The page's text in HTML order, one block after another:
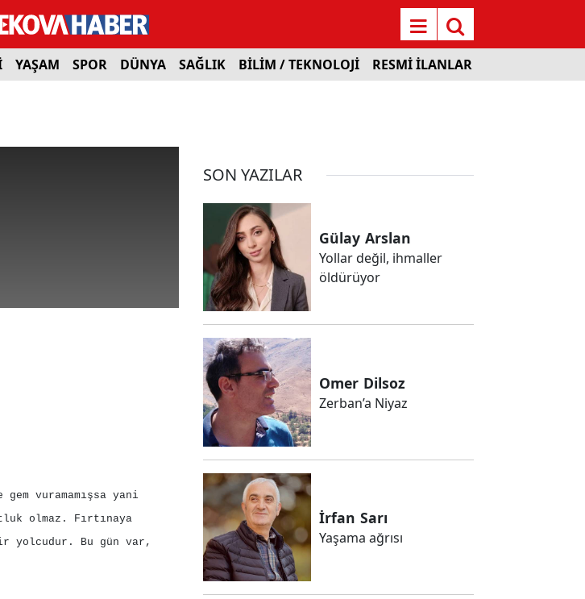
YAŞAM SPOR DÜNYA SAĞLIK BİLİM / TEKNOLOJİ RESMİ İLANLAR
vuramamışsa yani
olmaz. Fırtınaya
yolcudur. Bu gün var,
SON YAZILAR
Gülay Arslan
Yollar değil, ihmaller
öldürüyor
Omer Dilsoz
Zerban’a Niyaz
İrfan Sarı
Yaşama ağrısı